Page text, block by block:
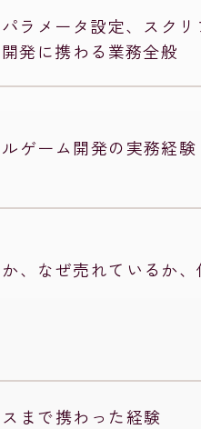
ラメータ設定、スクリ
発に携わる業務全般
ゲーム開発の実務経験
、なぜ売れているか
まで携わった経験